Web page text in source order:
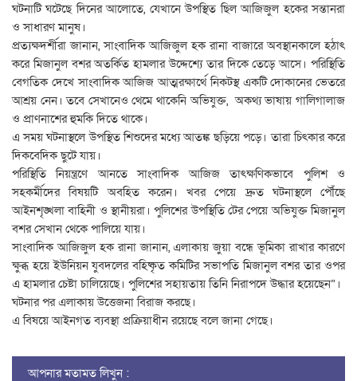
ঘটনাটি ঘটেছে দিনের আলোতে, যেখানে উপস্থিত ছিল আজিজুল হকের সন্তানরা
ও সাধারণ মানুষ।
প্রত্যক্ষদর্শীরা জানান, সাংবাদিক আজিজুল হক রানা বাজারে অবস্থানকালে হঠাৎ
করে মিজানুল বশর অতর্কিত হামলার উদ্দেশ্যে তার দিকে তেড়ে আসে। পরিস্থিতি
বেগতিক দেখে সাংবাদিক আজিজ আত্মরক্ষার্থে নিকটস্থ একটি দোকানের ভেতরে
আশ্রয় নেন। তবে সেখানেও থেমে থাকেনি অভিযুক্ত, অকথ্য ভাষায় গালিগালাজ
ও প্রাণনাশের হুমকি দিতে থাকে।
এ সময় ঘটনাস্থলে উপস্থিত শিশুদের মধ্যে আতঙ্ক ছড়িয়ে পড়ে। তারা চিৎকার করে
দিকবেদিক ছুটে যায়।
পরিস্থিতি নিয়ন্ত্রণে আনতে সাংবাদিক আজিজ তাৎক্ষণিকভাবে পুলিশ ও
সহকর্মীদের বিষয়টি অবহিত করেন। খবর পেয়ে দ্রুত ঘটনাস্থলে পৌঁছে
আইনশৃঙ্খলা বাহিনী ও স্থানীয়রা। পুলিশের উপস্থিতি টের পেয়ে অভিযুক্ত মিজানুল
বশর সেখান থেকে পালিয়ে যায়।
সাংবাদিক আজিজুল হক রানা জানান, এলাকায় জুয়া বন্ধে ভূমিকা রাখার কারণে
ক্ষুব্ধ হয়ে ইউনিয়ন যুবদলের বহিষ্কৃত কমিটির সভাপতি মিজানুল বশর তার ওপর
এ হামলার চেষ্টা চালিয়েছে। পুলিশের সহায়তায় তিনি নিরাপদে উদ্ধার হয়েছেন”।
ঘটনার পর এলাকায় উত্তেজনা বিরাজ করছে।
এ বিষয়ে আইনগত ব্যবস্থা প্রক্রিয়াধীন রয়েছে বলে জানা গেছে।
আপনার মতামত লিখুন :